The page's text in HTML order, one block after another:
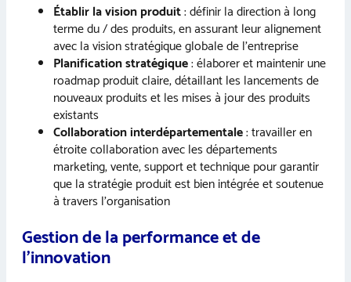
Établir la vision produit: définir la direction à long
terme du / des produits, en assurant leur alignement
avec la vision stratégique globale de l’entreprise
Planification stratégique: élaborer et maintenir une
roadmap produit claire, détaillant les lancements de
nouveaux produits et les mises à jour des produits
existants
Collaboration interdépartementale: travailler en
étroite collaboration avec les départements
marketing, vente, support et technique pour garantir
que la stratégie produit est bien intégrée et soutenue
à travers l’organisation
Gestion de la performance et de
l’innovation